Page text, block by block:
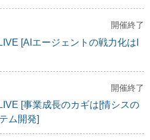
開催終了
[AIエージェントの戦力化はI
開催終了
[事業成長のカギは[情シスの
ム開発]